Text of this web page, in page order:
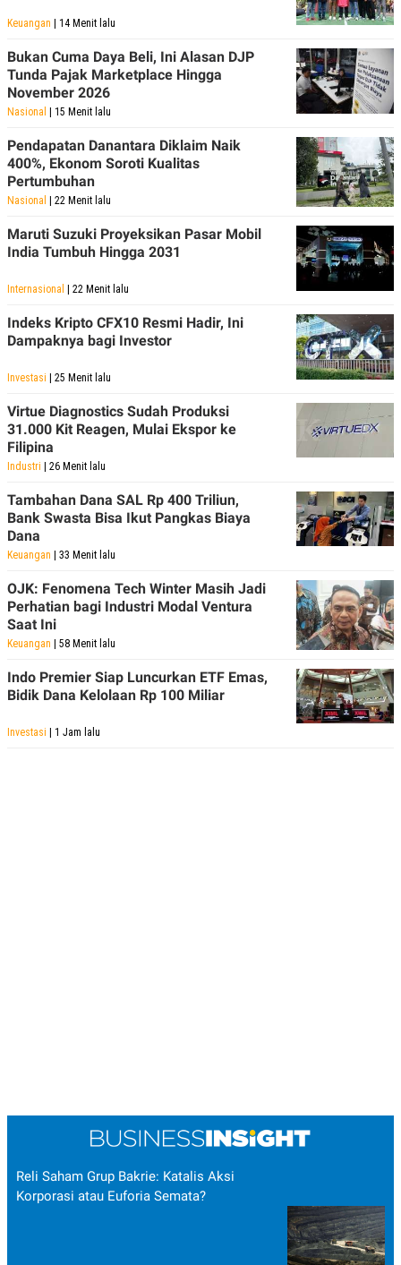
Keuangan | 14 Menit lalu
Bukan Cuma Daya Beli, Ini Alasan DJP
Tunda Pajak Marketplace Hingga
November 2026
Nasional | 15 Menit lalu
Pendapatan Danantara Diklaim Naik
400%, Ekonom Soroti Kualitas
Pertumbuhan
Nasional | 22 Menit lalu
Maruti Suzuki Proyeksikan Pasar Mobil
India Tumbuh Hingga 2031
Internasional | 22 Menit lalu
Indeks Kripto CFX10 Resmi Hadir, Ini
Dampaknya bagi Investor
Investasi | 25 Menit lalu
Virtue Diagnostics Sudah Produksi
31.000 Kit Reagen, Mulai Ekspor ke
Filipina
Industri | 26 Menit lalu
Tambahan Dana SAL Rp 400 Triliun,
Bank Swasta Bisa Ikut Pangkas Biaya
Dana
Keuangan | 33 Menit lalu
OJK: Fenomena Tech Winter Masih Jadi
Perhatian bagi Industri Modal Ventura
Saat Ini
Keuangan | 58 Menit lalu
Indo Premier Siap Luncurkan ETF Emas,
Bidik Dana Kelolaan Rp 100 Miliar
Investasi | 1 Jam lalu
Reli Saham Grup Bakrie: Katalis Aksi
Korporasi atau Euforia Semata?